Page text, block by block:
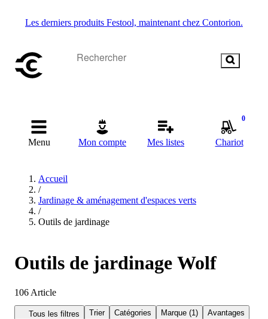
Les derniers produits Festool, maintenant chez Contorion.
Menu Mon compte Mes listes
0
Chariot
Accueil
/
Jardinage & aménagement d'espaces verts
/
Outils de jardinage
Outils de jardinage Wolf
106 Article
Tous les filtres Trier Catégories Marque (1) Avantages